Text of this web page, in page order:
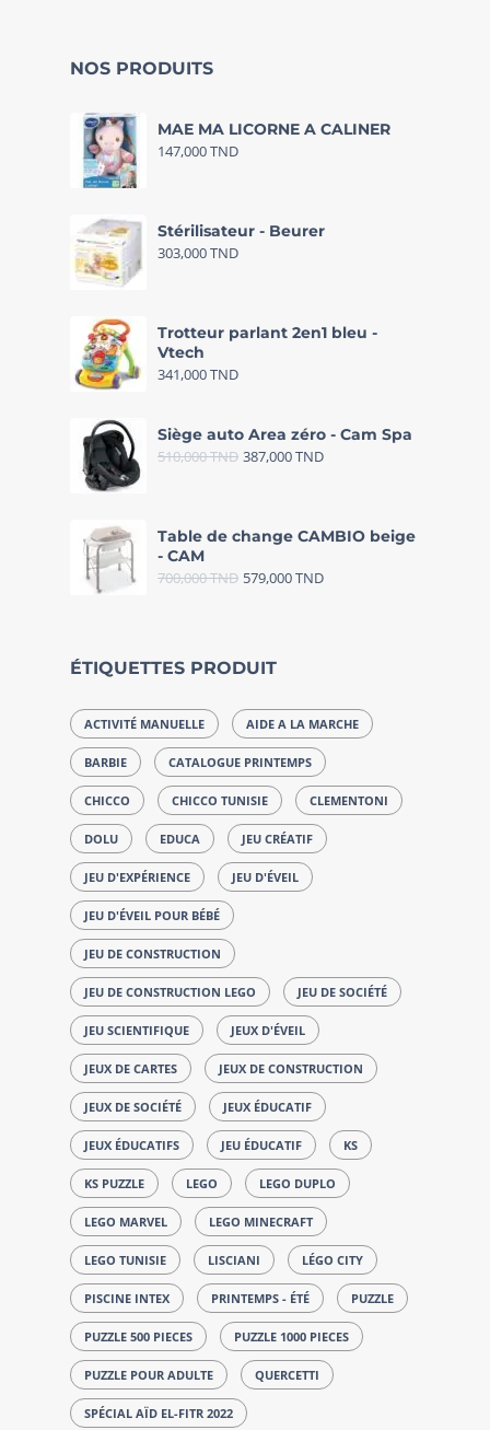
NOS PRODUITS
MAE MA LICORNE A CALINER
147,000TND
Stérilisateur - Beurer
303,000TND
Trotteur parlant 2en1 bleu -
Vtech
341,000TND
Siège auto Area zéro - Cam Spa
510,000TND 387,000TND
Table de change CAMBIO beige
- CAM
700,000TND 579,000TND
ÉTIQUETTES PRODUIT
ACTIVITÉ MANUELLE AIDE A LA MARCHE
BARBIE CATALOGUE PRINTEMPS
CHICCO CHICCO TUNISIE CLEMENTONI
DOLU EDUCA JEU CRÉATIF
JEU D'EXPÉRIENCE JEU D'ÉVEIL
JEU D'ÉVEIL POUR BÉBÉ
JEU DE CONSTRUCTION
JEU DE CONSTRUCTION LEGO JEU DE SOCIÉTÉ
JEU SCIENTIFIQUE JEUX D'ÉVEIL
JEUX DE CARTES JEUX DE CONSTRUCTION
JEUX DE SOCIÉTÉ JEUX ÉDUCATIF
JEUX ÉDUCATIFS JEU ÉDUCATIF KS
KS PUZZLE LEGO LEGO DUPLO
LEGO MARVEL LEGO MINECRAFT
LEGO TUNISIE LISCIANI LÉGO CITY
PISCINE INTEX PRINTEMPS - ÉTÉ PUZZLE
PUZZLE 500 PIECES PUZZLE 1000 PIECES
PUZZLE POUR ADULTE QUERCETTI
SPÉCIAL AÏD EL-FITR 2022